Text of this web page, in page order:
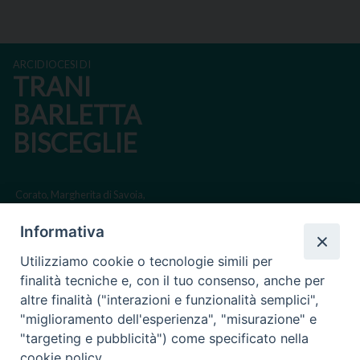
ARCIDIOCESI DI
TRANI
BARLETTA
BISCEGLIE
Corato, Margherita di Savoia,
Regione ecclesiastica Puglia
Via Beltrani, 9
76125 Trani BT
Centralino Tel. 0883 494211
Informativa
Utilizziamo cookie o tecnologie simili per
finalità tecniche e, con il tuo consenso, anche per
altre finalità ("interazioni e funzionalità semplici",
"miglioramento dell'esperienza", "misurazione" e
"targeting e pubblicità") come specificato nella